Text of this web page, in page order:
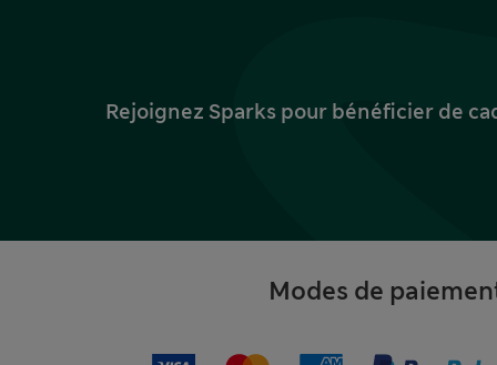
Rejoignez Sparks pour bénéficier de
Modes de